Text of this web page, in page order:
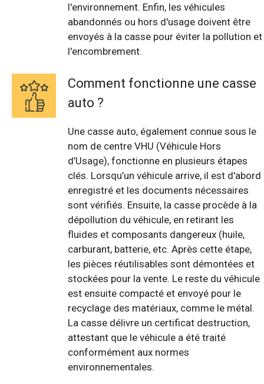
l'environnement. Enfin, les véhicules
abandonnés ou hors d'usage doivent être
envoyés à la casse pour éviter la pollution et
l'encombrement.
Comment fonctionne une casse
auto ?
Une casse auto, également connue sous le
nom de centre VHU (Véhicule Hors
d’Usage), fonctionne en plusieurs étapes
clés. Lorsqu’un véhicule arrive, il est d'abord
enregistré et les documents nécessaires
sont vérifiés. Ensuite, la casse procède à la
dépollution du véhicule, en retirant les
fluides et composants dangereux (huile,
carburant, batterie, etc. Après cette étape,
les pièces réutilisables sont démontées et
stockées pour la vente. Le reste du véhicule
est ensuite compacté et envoyé pour le
recyclage des matériaux, comme le métal.
La casse délivre un certificat destruction,
attestant que le véhicule a été traité
conformément aux normes
environnementales.